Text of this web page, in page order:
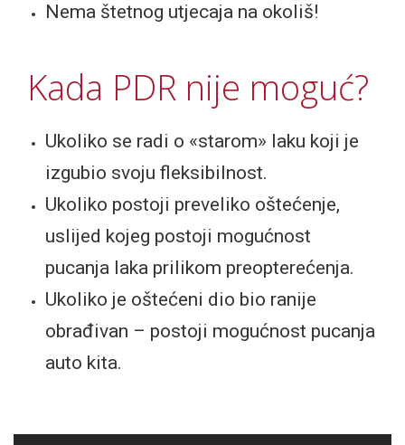
Nema štetnog utjecaja na okoliš!
Kada PDR nije moguć?
Ukoliko se radi o «starom» laku koji je
izgubio svoju fleksibilnost.
Ukoliko postoji preveliko oštećenje,
uslijed kojeg postoji mogućnost
pucanja laka prilikom preopterećenja.
Ukoliko je oštećeni dio bio ranije
obrađivan – postoji mogućnost pucanja
auto kita.